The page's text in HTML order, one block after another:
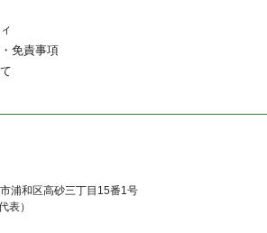
免責事項
浦和区高砂三丁目15番1号
表）